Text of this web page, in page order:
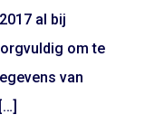
al bij
om te
van